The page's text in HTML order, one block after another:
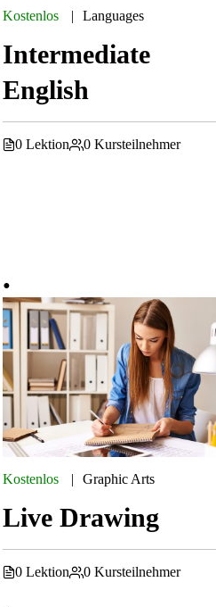
Kostenlos Languages
Intermediate
English
0 Lektion 0 Kursteilnehmer
Kostenlos Graphic Arts
Live Drawing
0 Lektion 0 Kursteilnehmer